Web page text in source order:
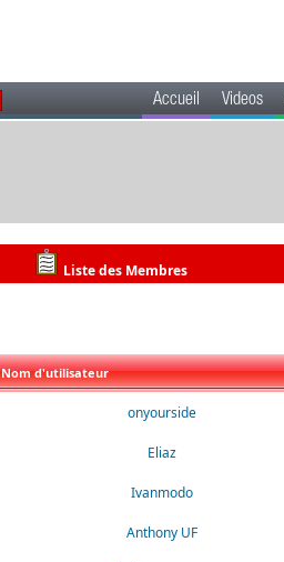
Accueil Videos
Liste des Membres
Nom d'utilisateur
onyourside
Eliaz
Ivanmodo
Anthony UF